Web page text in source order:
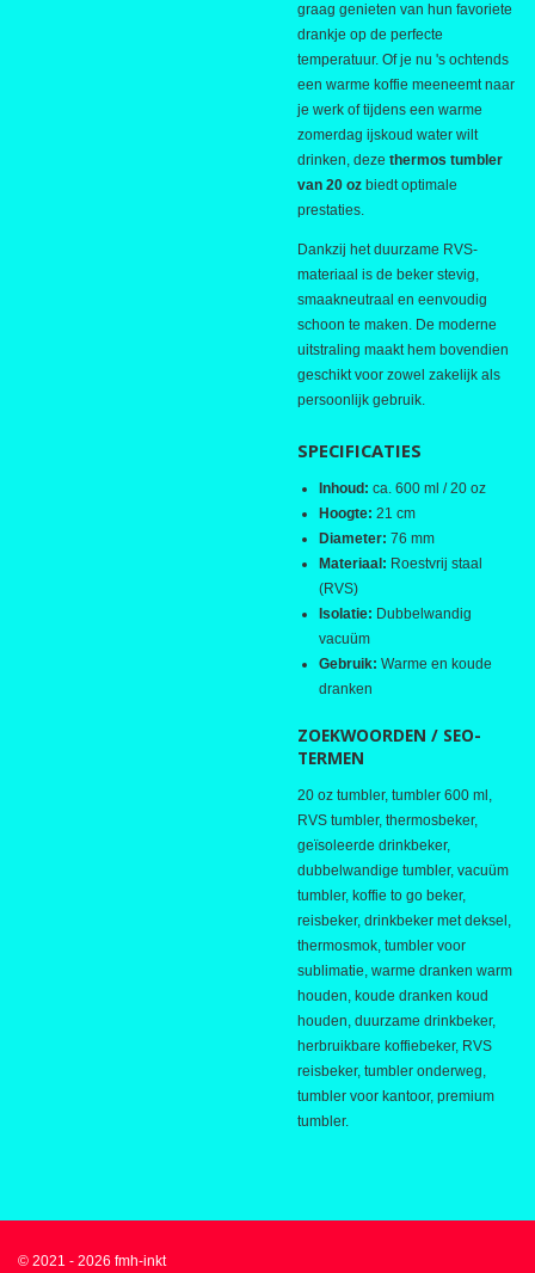
graag genieten van hun favoriete
drankje op de perfecte
temperatuur. Of je nu 's ochtends
een warme koffie meeneemt naar
je werk of tijdens een warme
zomerdag ijskoud water wilt
drinken, deze thermos tumbler
van 20 oz biedt optimale
prestaties.
Dankzij het duurzame RVS-
materiaal is de beker stevig,
smaakneutraal en eenvoudig
schoon te maken. De moderne
uitstraling maakt hem bovendien
geschikt voor zowel zakelijk als
persoonlijk gebruik.
SPECIFICATIES
Inhoud: ca. 600 ml / 20 oz
Hoogte: 21 cm
Diameter: 76 mm
Materiaal: Roestvrij staal
(RVS)
Isolatie: Dubbelwandig
vacuüm
Gebruik: Warme en koude
dranken
ZOEKWOORDEN / SEO-
TERMEN
20 oz tumbler, tumbler 600 ml,
RVS tumbler, thermosbeker,
geïsoleerde drinkbeker,
dubbelwandige tumbler, vacuüm
tumbler, koffie to go beker,
reisbeker, drinkbeker met deksel,
thermosmok, tumbler voor
sublimatie, warme dranken warm
houden, koude dranken koud
houden, duurzame drinkbeker,
herbruikbare koffiebeker, RVS
reisbeker, tumbler onderweg,
tumbler voor kantoor, premium
tumbler.
© 2021 - 2026 fmh-inkt